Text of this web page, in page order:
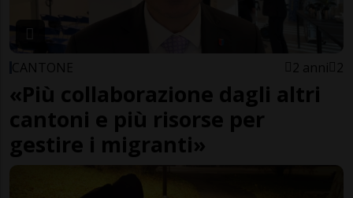
CANTONE 2 anni 2
«Più collaborazione dagli altri
cantoni e più risorse per
gestire i migranti»